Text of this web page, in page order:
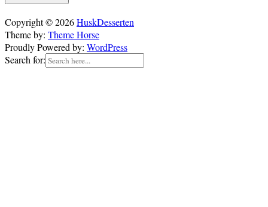
Alternative:
Copyright © 2026HuskDesserten
Theme by: Theme Horse
Proudly Powered by: WordPress
Search for: